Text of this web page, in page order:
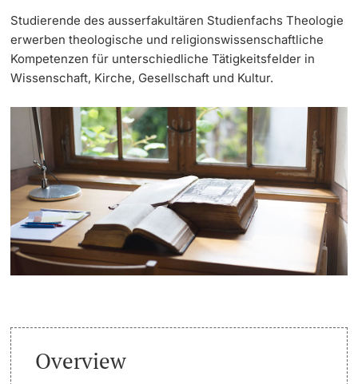
PhD Candidates
Further information
Donors & Alumni
Further information
Dates
Informations, Events & Get a Taste
Student Advice Center
Academic Advice
Five reasons for studying in Basel
In My Studies
Semester Registration
Continuing Education
University
Studierende des ausserfakultären Studienfachs Theologie
erwerben theologische und religionswissenschaftliche
Kompetenzen für unterschiedliche Tätigkeitsfelder in
Wissenschaft, Kirche, Gesellschaft und Kultur.
Overview